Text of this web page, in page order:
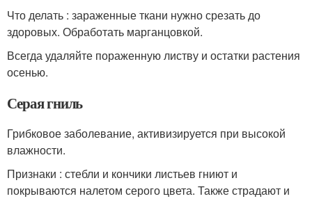
Что делать : зараженные ткани нужно срезать до
здоровых. Обработать марганцовкой.
Всегда удаляйте пораженную листву и остатки растения
осенью.
Серая гниль
Грибковое заболевание, активизируется при высокой
влажности.
Признаки : стебли и кончики листьев гниют и
покрываются налетом серого цвета. Также страдают и